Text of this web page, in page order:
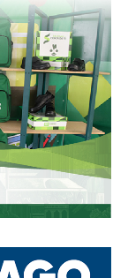
a la mano,el
informar en 4
ha
el espectro
desalmada
y -lo que
“Lo que te
es lo que